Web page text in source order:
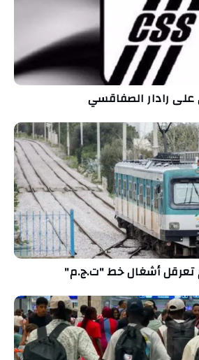
رادار الصفاقسي
تعرقل أشغال خط "ت.ج.م"